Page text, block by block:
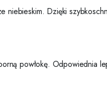
Dzięki
powłokę. Odpowiednia